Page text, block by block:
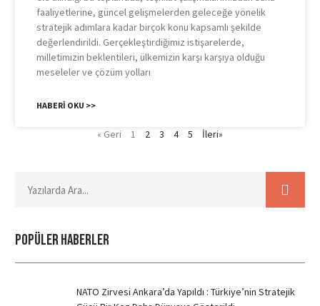
faaliyetlerine, güncel gelişmelerden geleceğe yönelik
stratejik adımlara kadar birçok konu kapsamlı şekilde
değerlendirildi. Gerçekleştirdiğimiz istişarelerde,
milletimizin beklentileri, ülkemizin karşı karşıya olduğu
meseleler ve çözüm yolları
HABERI OKU >>
« Geri 1 2 3 4 5 İleri»
POPÜLER HABERLER
NATO Zirvesi Ankara’da Yapıldı : Türkiye’nin Stratejik